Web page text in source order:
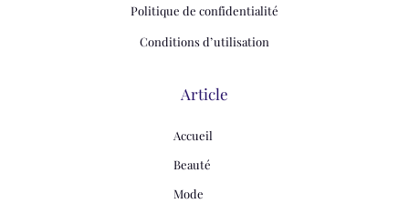
Politique de confidentialité
Conditions d’utilisation
Article
Accueil
Beauté
Mode